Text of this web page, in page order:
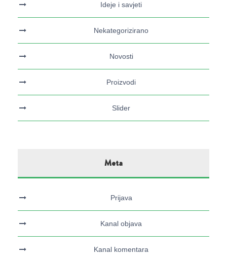
Ideje i savjeti
Nekategorizirano
Novosti
Proizvodi
Slider
Meta
Prijava
Kanal objava
Kanal komentara